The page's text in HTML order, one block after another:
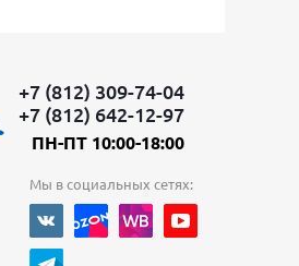
+7 (812) 309-74-04
+7 (812) 642-12-97
ПН-ПТ 10:00-18:00
Мы в социальных сетях: